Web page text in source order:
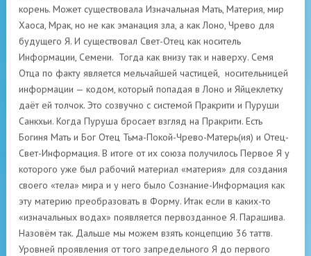
корень. Может существовала Изначальная Мать, Материя, мир
Хаоса, Мрак, но не как эманация зла, а как Лоно, Чрево для
будущего Я. И существовал Свет-Отец как носитель
Информации, Семени. Тогда как внизу так и наверху. Семя
Отца по факту является мельчайшей частицей, носительницей
информации — кодом, который попадая в Лоно и Яйцеклетку
даёт ей толчок. Это созвучно с системой Пракрити и Пуруши
Санкхьи. Когда Пуруша бросает взгляд на Пракрити. Есть
Богиня Мать и Бог Отец Тьма-Покой-Чрево-Матерь(ия) и Отец-
Свет-Информация. В итоге от их союза получилось Первое Я у
которого уже был рабочий материал «материя» для создания
своего «тела» мира и у него было Сознание-Информация как
эту материю преобразовать в Форму. Итак если в каких-то
«изначальных водах» появляется первозданное Я. Парашива.
Назовём так. Дальше мы можем взять концепцию 36 таттв.
Уровней проявления от того запредельного Я до первого